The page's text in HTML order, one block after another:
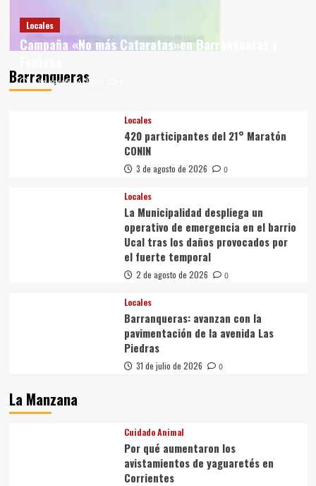
Barranqueras
Locales
Campaña «No más Cataratas»en Barranqueras y
5 de agosto de 2026
Locales
420 participantes del 21° Maratón
CONIN
3 de agosto de 2026 0
Locales
La Municipalidad despliega un
operativo de emergencia en el barrio
Ucal tras los daños provocados por
el fuerte temporal
2 de agosto de 2026 0
Locales
Barranqueras: avanzan con la
pavimentación de la avenida Las
Piedras
31 de julio de 2026 0
La Manzana
Cuidado Animal
Por qué aumentaron los
avistamientos de yaguaretés en
Corrientes